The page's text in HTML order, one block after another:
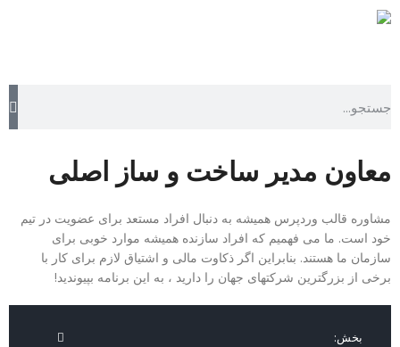
معاون مدیر ساخت و ساز اصلی
مشاوره قالب وردپرس همیشه به دنبال افراد مستعد برای عضویت در تیم
خود است. ما می فهمیم که افراد سازنده همیشه موارد خوبی برای
سازمان ما هستند. بنابراین اگر ذکاوت مالی و اشتیاق لازم برای کار با
برخی از بزرگترین شرکتهای جهان را دارید ، به این برنامه بپیوندید!
بخش: